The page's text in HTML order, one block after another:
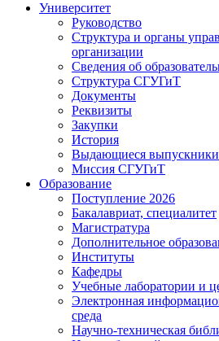
Университет
Руководство
Структура и органы
организации
Сведения об
Структура СГУГиТ
Документы
Реквизиты
Закупки
История
Выдающиеся выпускники
Миссия СГУГиТ
Образование
Поступление 2026
Бакалавриат, специалитет
Магистратура
Дополнительное
Институты
Кафедры
Учебные лаборатории и
Электронная
среда
Научно-техническая